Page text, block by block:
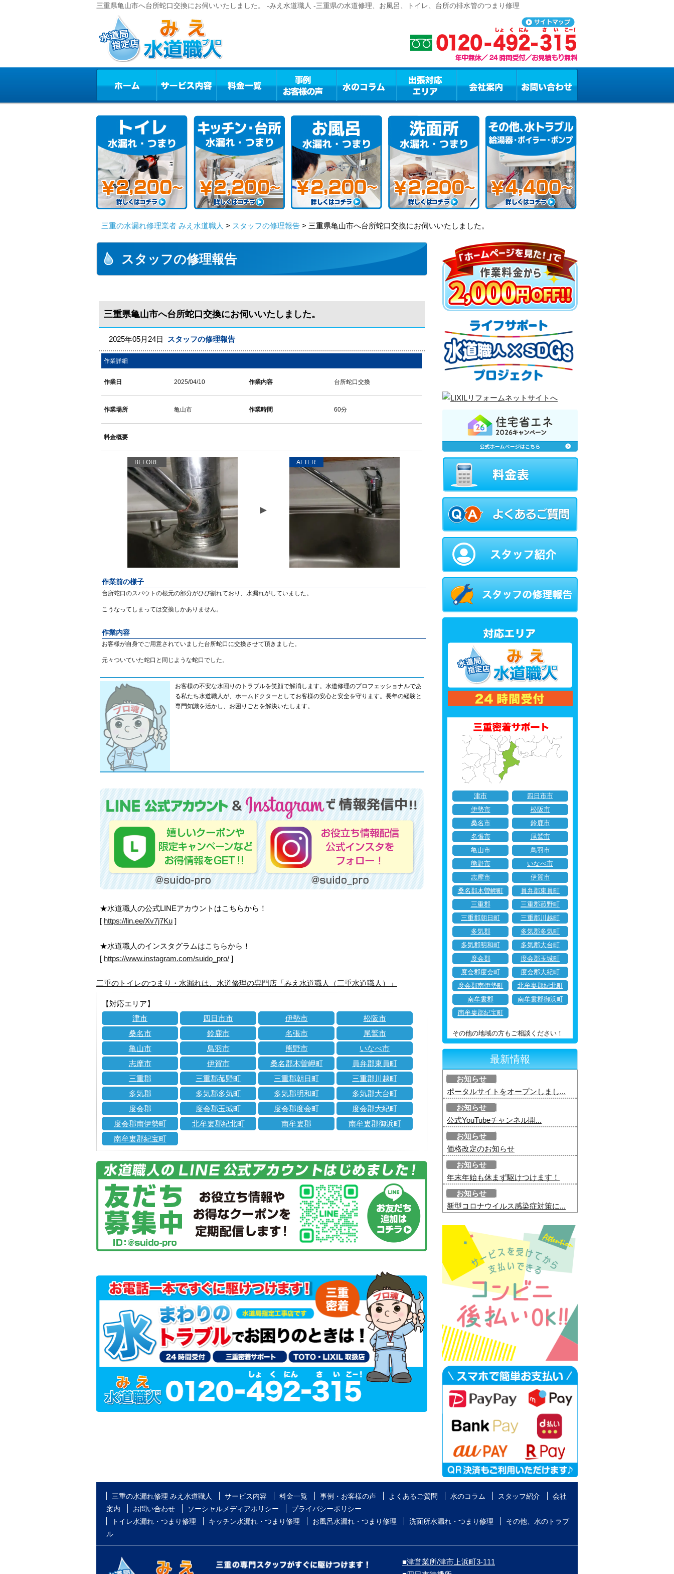
三重県亀山市へ台所蛇口交換にお伺いいたしました。 -みえ水道職人 -三重県の水道修理、お風呂、トイレ、台所の排水管のつまり修理
三重の水漏れ修理業者 みえ水道職人 > スタッフの修理報告 > 三重県亀山市へ台所蛇口交換にお伺いいたしました。
スタッフの修理報告
三重県亀山市へ台所蛇口交換にお伺いいたしました。
2025年05月24日 スタッフの修理報告
作業詳細
作業日 2025/04/10 作業内容 台所蛇口交換
作業場所 亀山市 作業時間 60分
料金概要
BEFORE AFTER
作業前の様子
台所蛇口のスパウトの根元の部分がひび割れており、水漏れがしていました。
こうなってしまっては交換しかありません。
作業内容
お客様が自身でご用意されていました台所蛇口に交換させて頂きました。
元々ついていた蛇口と同じような蛇口でした。
お客様の不安な水回りのトラブルを笑顔で解消します。水道修理のプロフェッショナルであ
る私たち水道職人が、ホームドクターとしてお客様の安心と安全を守ります。長年の経験と
専門知識を活かし、お困りごとを解決いたします。
★水道職人の公式LINEアカウントはこちらから！
[ https://lin.ee/Xv7j7Ku ]
★水道職人のインスタグラムはこちらから！
[ https://www.instagram.com/suido_pro/ ]
三重のトイレのつまり・水漏れは、水道修理の専門店「みえ水道職人（三重水道職人）」
【対応エリア】
津市
四日市市 伊勢市
松阪市
桑名市
鈴鹿市 名張市
尾鷲市
亀山市
鳥羽市 熊野市
いなべ市
志摩市
伊賀市 桑名郡木曽岬町
員弁郡東員町
三重郡
三重郡菰野町 三重郡朝日町
三重郡川越町
多気郡
多気郡多気町 多気郡明和町
多気郡大台町
度会郡
度会郡玉城町 度会郡度会町
度会郡大紀町
度会郡南伊勢町
北牟婁郡紀北町 南牟婁郡
南牟婁郡御浜町
南牟婁郡紀宝町
津市
四日市市
伊勢市
松阪市
桑名市
鈴鹿市
名張市
尾鷲市
亀山市
鳥羽市
熊野市
いなべ市
志摩市
伊賀市
桑名郡木曽岬町
員弁郡東員町
三重郡
三重郡菰野町
三重郡朝日町
三重郡川越町
多気郡
多気郡多気町
多気郡明和町
多気郡大台町
度会郡
度会郡玉城町
度会郡度会町
度会郡大紀町
度会郡南伊勢町
北牟婁郡紀北町
南牟婁郡
南牟婁郡御浜町
南牟婁郡紀宝町
その他の地域の方もご相談ください！
最新情報
お知らせ
ポータルサイトをオープンしまし...
お知らせ
公式YouTubeチャンネル開...
お知らせ
価格改定のお知らせ
お知らせ
年末年始も休まず駆けつけます！
お知らせ
新型コロナウイルス感染症対策に...
三重の水漏れ修理 みえ水道職人 サービス内容 料金一覧 事例・お客様の声 よくあるご質問 水のコラム スタッフ紹介
会社
案内
お問い合わせ ソーシャルメディアポリシー
プライバシーポリシー
トイレ水漏れ・つまり修理
キッチン水漏れ・つまり修理 お風呂水漏れ・つまり修理 洗面所水漏れ・つまり修理
その他、水のトラブ
ル
■津営業所/津市上浜町3-111